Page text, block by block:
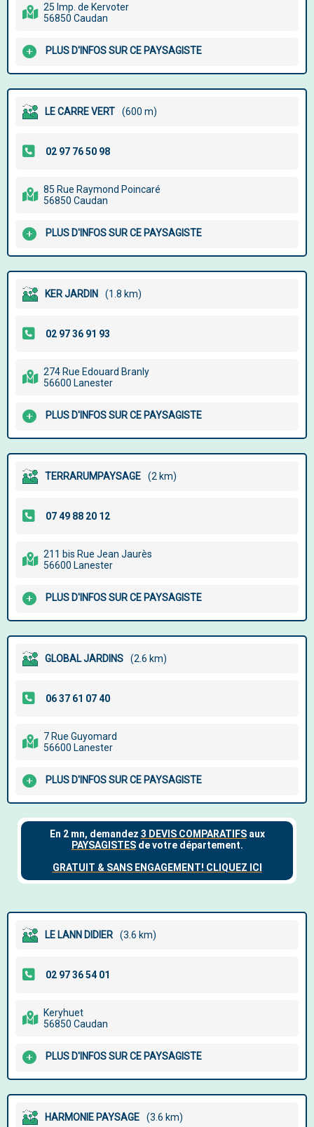
25 Imp. de Kervoter
56850 Caudan
PLUS D'INFOS SUR CE PAYSAGISTE
LE CARRE VERT (600 m)
85 Rue Raymond Poincaré
56850 Caudan
PLUS D'INFOS SUR CE PAYSAGISTE
KER JARDIN (1.8 km)
274 Rue Edouard Branly
56600 Lanester
PLUS D'INFOS SUR CE PAYSAGISTE
TERRARUMPAYSAGE (2 km)
211 bis Rue Jean Jaurès
56600 Lanester
PLUS D'INFOS SUR CE PAYSAGISTE
GLOBAL JARDINS (2.6 km)
7 Rue Guyomard
56600 Lanester
PLUS D'INFOS SUR CE PAYSAGISTE
LE LANN DIDIER (3.6 km)
Keryhuet
56850 Caudan
PLUS D'INFOS SUR CE PAYSAGISTE
HARMONIE PAYSAGE (3.6 km)